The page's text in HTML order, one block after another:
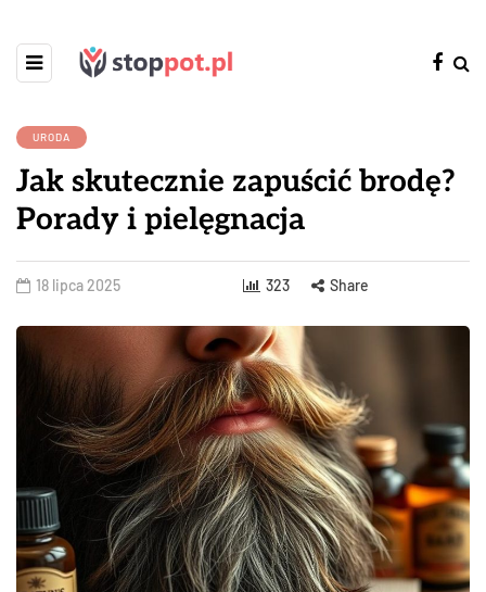
URODA
Jak skutecznie zapuścić brodę?
Porady i pielęgnacja
18 lipca 2025 323 Share